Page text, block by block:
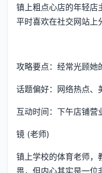
镇上粗点心店的年轻店
平时喜欢在社交网站上
攻略要点：经常光顾她
话题偏好：网络热点、
互动时间：下午店铺营
镜 (老师)
镇上学校的体育老师，
畏，但内心其实是一位